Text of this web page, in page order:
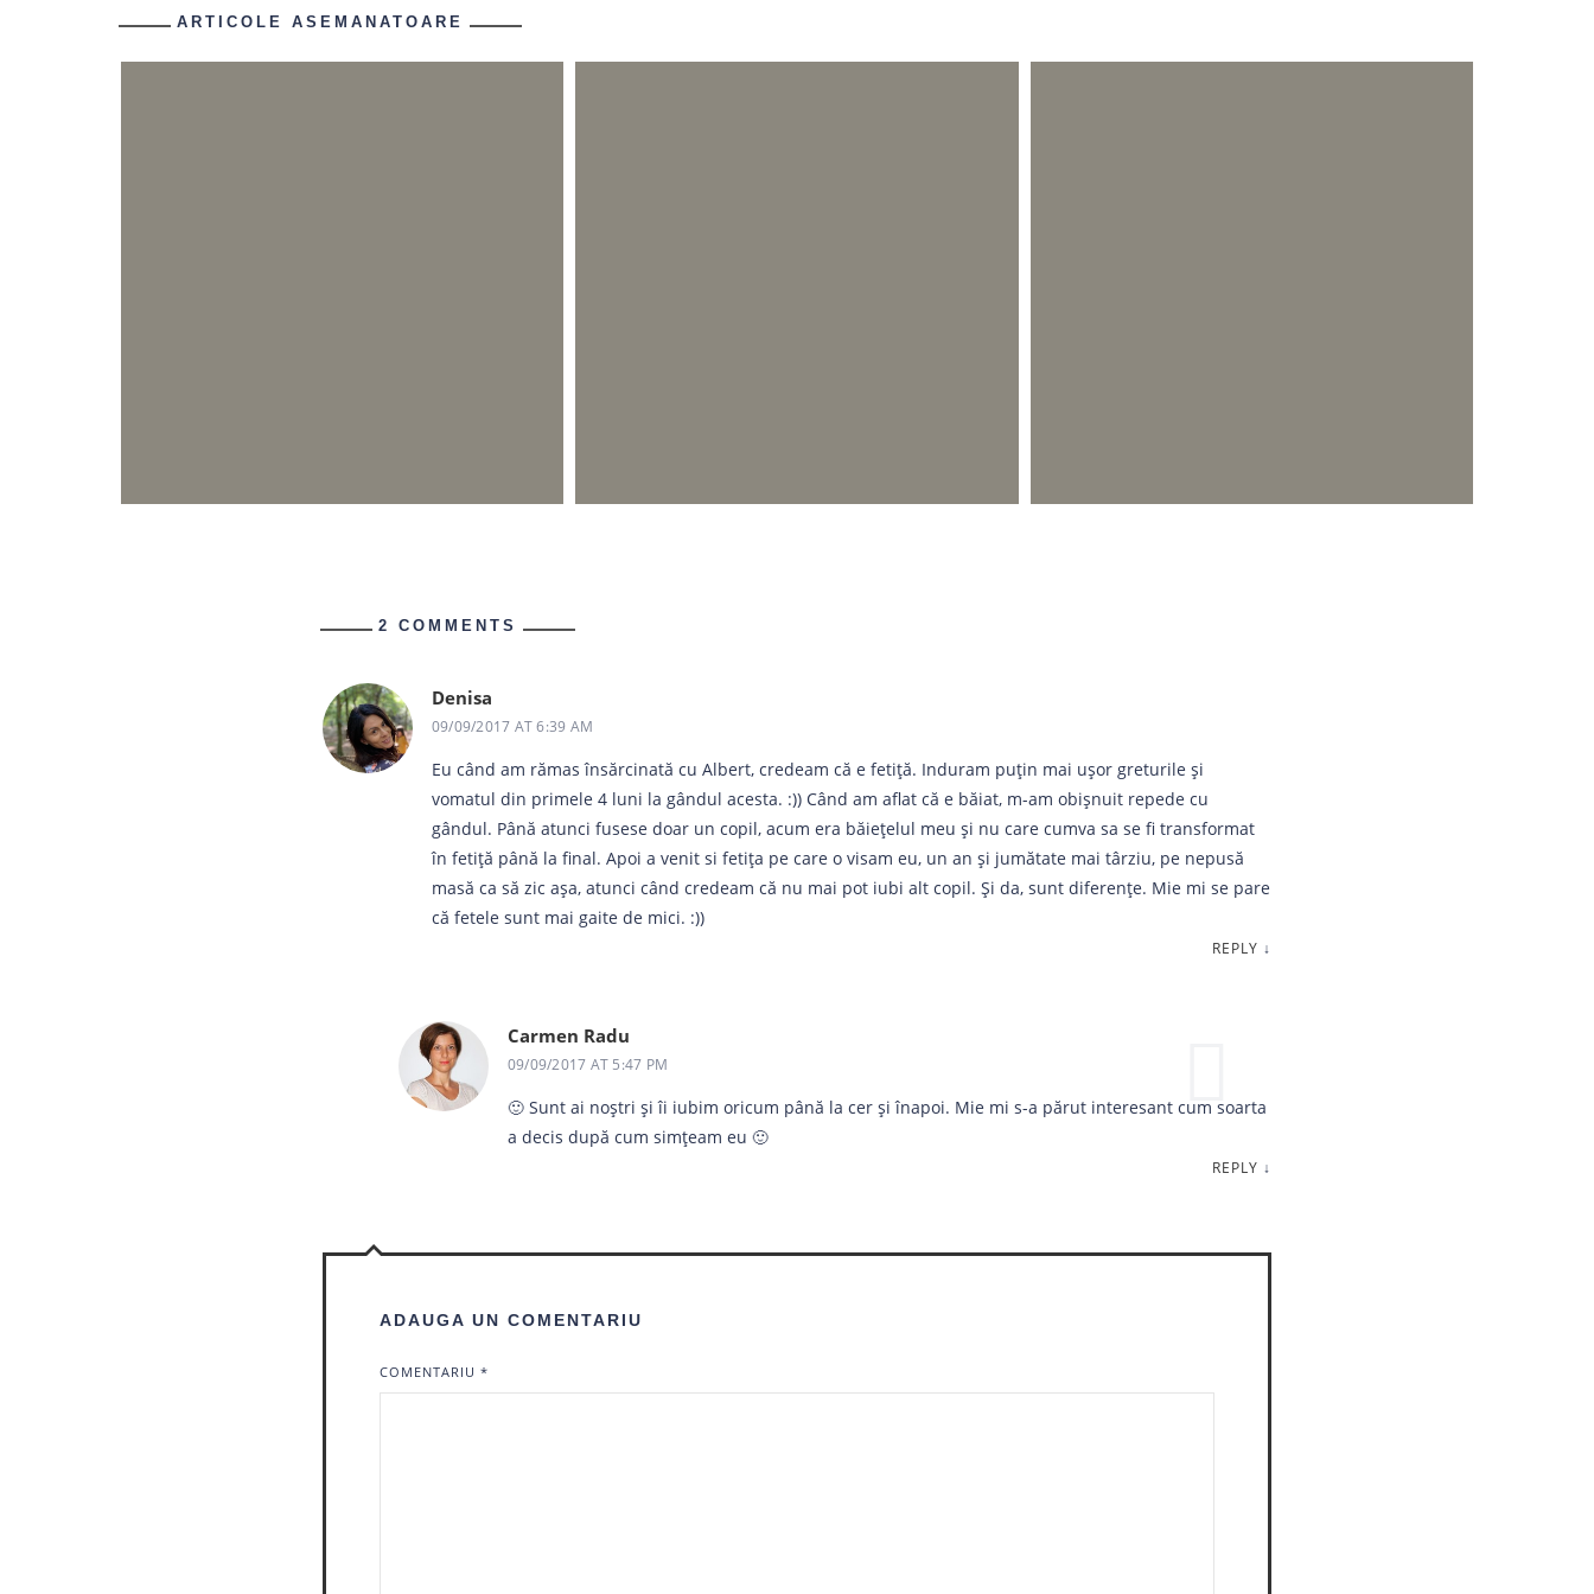
ARTICOLE ASEMANATOARE
2 COMMENTS
Denisa
09/09/2017 AT 6:39 AM
Eu când am rămas însărcinată cu Albert, credeam că e fetiță. Induram puțin mai ușor greturile și
vomatul din primele 4 luni la gândul acesta. :)) Când am aflat că e băiat, m-am obișnuit repede cu
gândul. Până atunci fusese doar un copil, acum era băiețelul meu și nu care cumva sa se fi transformat
în fetiță până la final. Apoi a venit si fetița pe care o visam eu, un an și jumătate mai târziu, pe nepusă
masă ca să zic așa, atunci când credeam că nu mai pot iubi alt copil. Și da, sunt diferențe. Mie mi se pare
că fetele sunt mai gaite de mici. :))
REPLY ↓
Carmen Radu
09/09/2017 AT 5:47 PM
🙂 Sunt ai noștri și îi iubim oricum până la cer și înapoi. Mie mi s-a părut interesant cum soarta
a decis după cum simțeam eu 🙂
REPLY ↓
ADAUGA UN COMENTARIU
COMENTARIU *